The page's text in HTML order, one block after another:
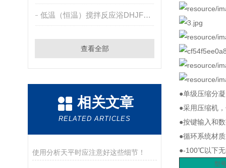
低温（恒温）搅拌反应浴DHJF-8002
查看全部
相关文章
RELATED ARTICLES
使用分析天平时应注意好这些细节！
●单级压缩分
●采用压缩机
●按键输入和
●循环系统材
●-100℃以下
型号